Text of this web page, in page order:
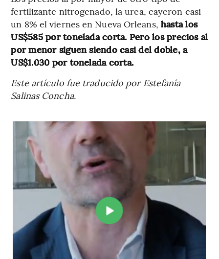
fertilizante nitrogenado, la urea, cayeron casi
un 8% el viernes en Nueva Orleans, hasta los
US$585 por tonelada corta. Pero los precios al
por menor siguen siendo casi del doble, a
US$1.030 por tonelada corta.
Este artículo fue traducido por Estefanía
Salinas Concha.